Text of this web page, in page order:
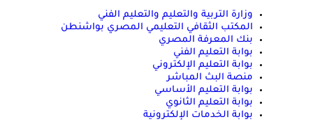
وزارة التربية والتعليم والتعليم الفني
المكتب الثقافي التعليمي المصري بواشنطن
بنك المعرفة المصري
بوابة التعليم الفني
بوابة التعليم الإلكتروني
منصة البث المباشر
بوابة التعليم الأساسي
بوابة التعليم الثانوي
بوابة الخدمات الإلكترونية